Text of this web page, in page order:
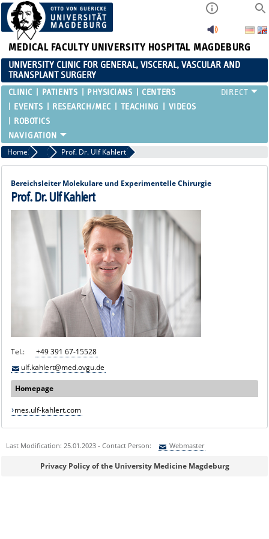
MEDICAL FACULTY UNIVERSITY HOSPITAL MAGDEBURG
UNIVERSITY CLINIC FOR GENERAL, VISCERAL, VASCULAR AND
TRANSPLANT SURGERY
CLINIC PATIENTS PHYSICIANS
CENTERS
EVENTS
RESEARCH/MEC TEACHING
VIDEOS
ROBOTICS
Home Division Manager
Prof. Dr. Ulf Kahlert
Bereichsleiter Molekulare und Experimentelle Chirurgie
Prof. Dr. Ulf Kahlert
Tel.:
+49 391 67-15528
ulf.kahlert@med.ovgu.de
Homepage
mes.ulf-kahlert.com
Last Modification: 25.01.2023 - Contact Person: Webmaster
Sie können eine Nachricht versenden an:Webmaster
Privacy Policy of the University Medicine Magdeburg